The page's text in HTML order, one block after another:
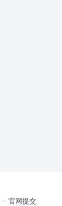
官网提交